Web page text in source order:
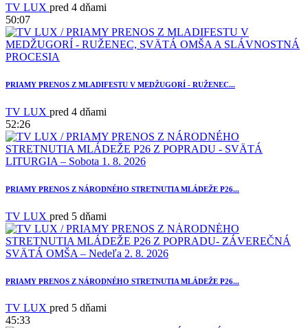
3
TV LUX pred 4 dňami
50:07
PRIAMY PRENOS Z MLADIFESTU V MEDŽUGORÍ - RUŽENEC...
TV LUX pred 4 dňami
52:26
PRIAMY PRENOS Z NÁRODNÉHO STRETNUTIA MLÁDEŽE P26...
TV LUX pred 5 dňami
PRIAMY PRENOS Z NÁRODNÉHO STRETNUTIA MLÁDEŽE P26...
TV LUX pred 5 dňami
45:33